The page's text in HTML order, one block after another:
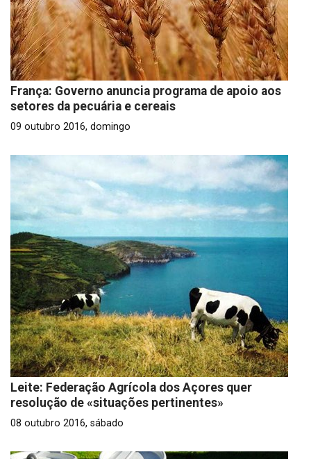
França: Governo anuncia programa de apoio aos
setores da pecuária e cereais
09 outubro 2016, domingo
Leite: Federação Agrícola dos Açores quer
resolução de «situações pertinentes»
08 outubro 2016, sábado